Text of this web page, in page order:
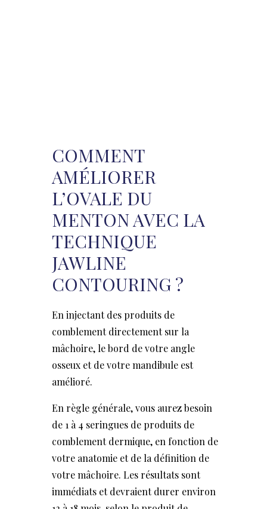
COMMENT
AMÉLIORER
L’OVALE DU
MENTON AVEC LA
TECHNIQUE
JAWLINE
CONTOURING ?
En injectant des produits de
comblement directement sur la
mâchoire, le bord de votre angle
osseux et de votre mandibule est
amélioré.
En règle générale, vous aurez besoin
de 1 à 4 seringues de produits de
comblement dermique, en fonction de
votre anatomie et de la définition de
votre mâchoire. Les résultats sont
immédiats et devraient durer environ